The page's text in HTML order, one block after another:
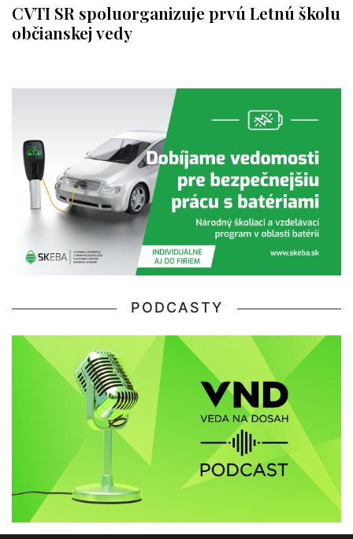
CVTI SR spoluorganizuje prvú Letnú školu
občianskej vedy
PODCASTY